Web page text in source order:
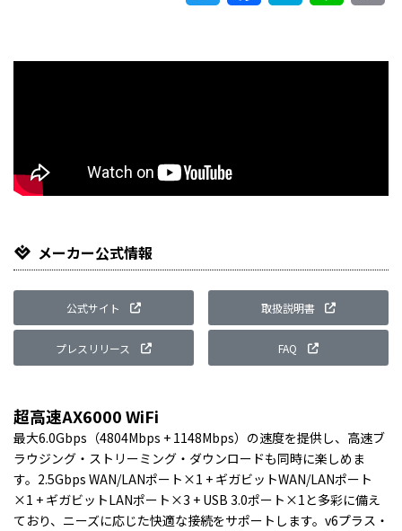
メーカー公式情報
公式サイト 取扱説明書
プレスリリース FAQ
超高速AX6000 WiFi
最大6.0Gbps（4804Mbps + 1148Mbps）の速度を提供し、高速ブ
ラウジング・ストリーミング・ダウンロードも同時に楽しめま
す。2.5Gbps WAN/LANポート×1 + ギガビットWAN/LANポート
×1 + ギガビットLANポート×3 + USB 3.0ポート×1と多彩に備え
ており、ニーズに応じた快適な接続をサポートします。v6プラス・